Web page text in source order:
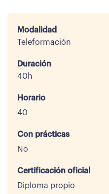
Modalidad
Teleformación
Duración
40h
Horario
40
Con prácticas
No
Certificación oficial
Diploma propio